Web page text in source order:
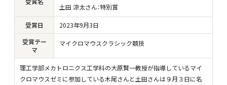
土田 涼太さん：特別賞
受賞日
2023年9月3日
受賞テー
マ
マイクロマウスクラシック競技
理工学部メカトロニクス工学科の大原賢一教授が指導しているマイ
クロマウスゼミに参加している木尾さんと土田さんは９月３日に名